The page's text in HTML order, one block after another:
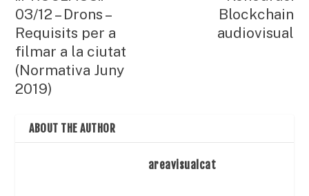
03/12 – Drons –
Requisits per a
filmar a la ciutat
(Normativa Juny
2019)
Blockchain
audiovisual
ABOUT THE AUTHOR
areavisualcat